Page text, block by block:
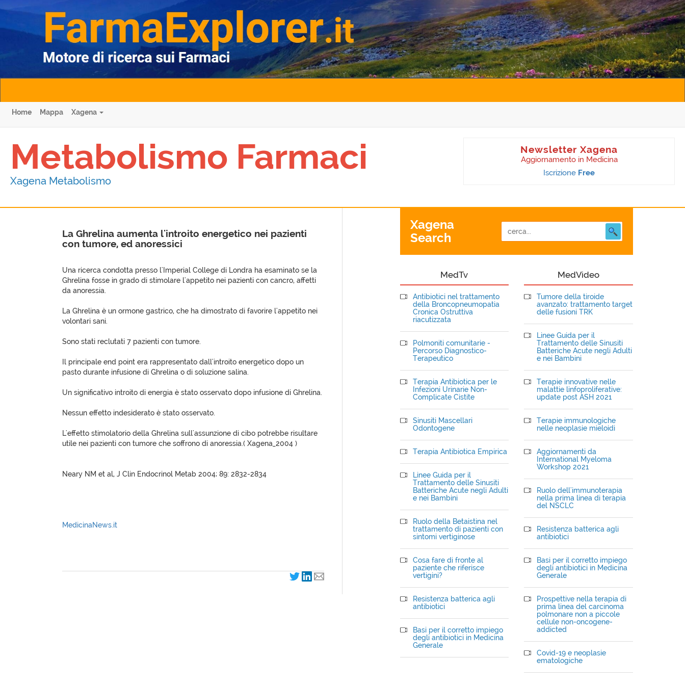
Home Mappa Xagena
Metabolismo Farmaci
Xagena Metabolismo
Newsletter Xagena
Aggiornamento in Medicina
Iscrizione Free
La Ghrelina aumenta l'introito energetico nei pazienti
con tumore, ed anoressici
Una ricerca condotta presso l'Imperial College di Londra ha esaminato se la
Ghrelina fosse in grado di stimolare l'appetito nei pazienti con cancro, affetti
da anoressia.
La Ghrelina è un ormone gastrico, che ha dimostrato di favorire l'appetito nei
volontari sani.
Sono stati reclutati 7 pazienti con tumore.
Il principale end point era rappresentato dall'introito energetico dopo un
pasto durante infusione di Ghrelina o di soluzione salina.
Un significativo introito di energia è stato osservato dopo infusione di Ghrelina.
Nessun effetto indesiderato è stato osservato.
L'effetto stimolatorio della Ghrelina sull'assunzione di cibo potrebbe risultare
utile nei pazienti con tumore che soffrono di anoressia.( Xagena_2004 )
Neary NM et al, J Clin Endocrinol Metab 2004; 89: 2832-2834
MedicinaNews.it
Xagena
Search
MedTv
Antibiotici nel trattamento
della Broncopneumopatia
Cronica Ostruttiva
riacutizzata
Polmoniti comunitarie -
Percorso Diagnostico-
Terapeutico
Terapia Antibiotica per le
Infezioni Urinarie Non-
Complicate Cistite
Sinusiti Mascellari
Odontogene
Terapia Antibiotica Empirica
Linee Guida per il
Trattamento delle Sinusiti
Batteriche Acute negli Adulti
e nei Bambini
Ruolo della Betaistina nel
trattamento di pazienti con
sintomi vertiginose
Cosa fare di fronte al
paziente che riferisce
vertigini?
Resistenza batterica agli
antibiotici
Basi per il corretto impiego
degli antibiotici in Medicina
Generale
MedVideo
Tumore della tiroide
avanzato: trattamento target
delle fusioni TRK
Linee Guida per il
Trattamento delle Sinusiti
Batteriche Acute negli Adulti
e nei Bambini
Terapie innovative nelle
malattie linfoproliferative:
update post ASH 2021
Terapie immunologiche
nelle neoplasie mieloidi
Aggiornamenti da
International Myeloma
Workshop 2021
Ruolo dell'immunoterapia
nella prima linea di terapia
del NSCLC
Resistenza batterica agli
antibiotici
Basi per il corretto impiego
degli antibiotici in Medicina
Generale
Prospettive nella terapia di
prima linea del carcinoma
polmonare non a piccole
cellule non-oncogene-
addicted
Covid-19 e neoplasie
ematologiche